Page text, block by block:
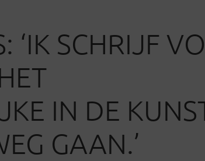
‘IK SCHRIJF
IN DE
GAAN.’